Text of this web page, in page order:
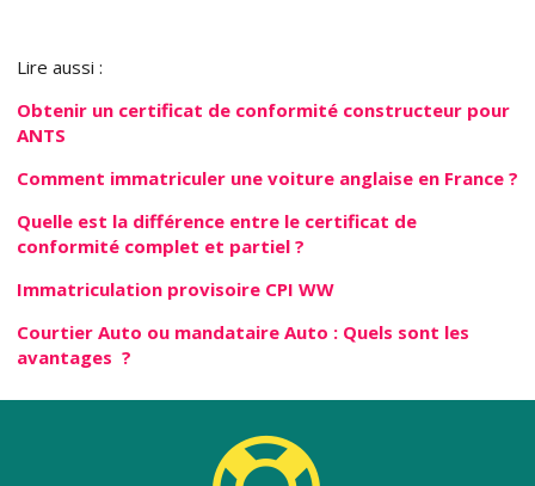
Lire aussi :
Obtenir un certificat de conformité constructeur pour
ANTS
Comment immatriculer une voiture anglaise en France ?
Quelle est la différence entre le certificat de
conformité complet et partiel ?
Immatriculation provisoire CPI WW
Courtier Auto ou mandataire Auto : Quels sont les
avantages ?